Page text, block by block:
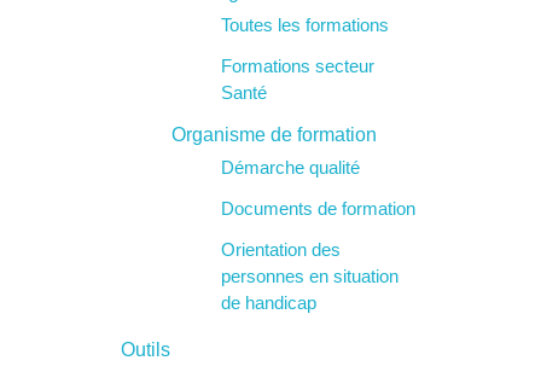
Toutes les formations
Formations secteur
Santé
Organisme de formation
Démarche qualité
Documents de formation
Orientation des
personnes en situation
de handicap
Outils